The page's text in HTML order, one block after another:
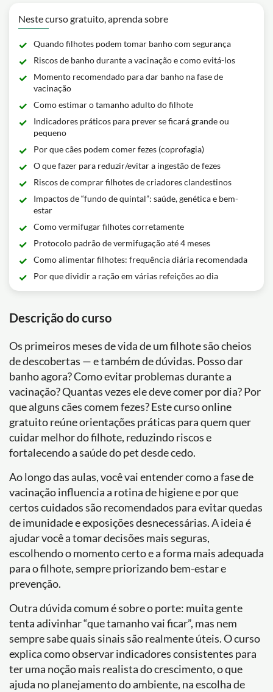
Neste curso gratuito, aprenda sobre
Quando filhotes podem tomar banho com segurança
Riscos de banho durante a vacinação e como evitá-los
Momento recomendado para dar banho na fase de
vacinação
Como estimar o tamanho adulto do filhote
Indicadores práticos para prever se ficará grande ou
pequeno
Por que cães podem comer fezes (coprofagia)
O que fazer para reduzir/evitar a ingestão de fezes
Riscos de comprar filhotes de criadores clandestinos
Impactos de “fundo de quintal”: saúde, genética e bem-
estar
Como vermifugar filhotes corretamente
Protocolo padrão de vermifugação até 4 meses
Como alimentar filhotes: frequência diária recomendada
Por que dividir a ração em várias refeições ao dia
Descrição do curso
Os primeiros meses de vida de um filhote são cheios
de descobertas — e também de dúvidas. Posso dar
banho agora? Como evitar problemas durante a
vacinação? Quantas vezes ele deve comer por dia? Por
que alguns cães comem fezes? Este curso online
gratuito reúne orientações práticas para quem quer
cuidar melhor do filhote, reduzindo riscos e
fortalecendo a saúde do pet desde cedo.
Ao longo das aulas, você vai entender como a fase de
vacinação influencia a rotina de higiene e por que
certos cuidados são recomendados para evitar quedas
de imunidade e exposições desnecessárias. A ideia é
ajudar você a tomar decisões mais seguras,
escolhendo o momento certo e a forma mais adequada
para o filhote, sempre priorizando bem-estar e
prevenção.
Outra dúvida comum é sobre o porte: muita gente
tenta adivinhar “que tamanho vai ficar”, mas nem
sempre sabe quais sinais são realmente úteis. O curso
explica como observar indicadores consistentes para
ter uma noção mais realista do crescimento, o que
ajuda no planejamento do ambiente, na escolha de